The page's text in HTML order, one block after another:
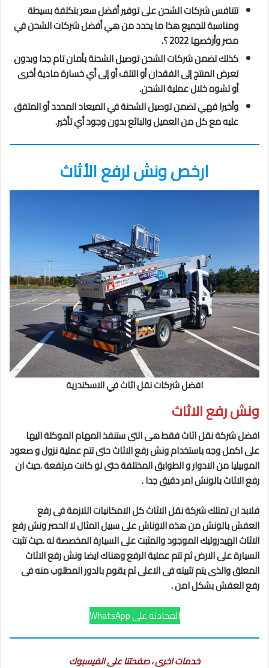
تتنافس شركات الشحن على توفير أفضل سعر بتكلفة بسيطة
ومناسبة للجميع هذا ما يحدد من هي أفضل شركات الشحن في
مصر وأرخصها 2022 ؟.
كذلك تضمن شركات الشحن توصيل الشحنة بأمان تام جدا وبدون
تعرض المنتج إلى الفقدان أو التلف أو إلى أي خسارة مادية أخرى
أو تشوه خلال عملية الشحن.
وأخيرا فهي تضمن توصيل الشحنة في الميعاد المحدد أو المتفق
عليه مع كل من العميل والبائع بدون وجود أي تأخير.
ارخص ونش لرفع الأثاث
افضل شركات نقل اثاث في الاسكندرية
ونش رفع الاثاث
افضل شركة نقل اثاث فقط هى التى ستنفذ المهام الموكلة اليها
على اكمل وجه باستخدام ونش رفع الاثاث حتى تتم عملية نزول و صعود
الموبيليا من الادوار و الطوابق المختلفة حتى لو كانت مرتفعة .حيث ان
رفع الاثاث بالونش امر دقيق جدا .
فلابد ان تمتلك شركة نقل الاثاث كل الامكانيات اللازمة فى رفع
العفش بالونش من هذه الاوناش على سبيل المثال لا الحصر ونش رفع
الاثاث الهيدروليك الموجود والمثبت على السيارة المخصصة له .حيث تثبت
السيارة على الارض ثم تتم عملية الرفع وهناك ايضا ونش رفع الاثاث
المعلق والذى يتم تثبيته فى الاعلى ثم يقوم بالدور المطلوب منه فى
رفع العفش بشكل امن .
المحادثة على WhatsApp
خدمات اخرى،صفحتنا على الفيسبوك